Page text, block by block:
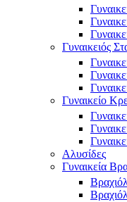
Γυναικειός
Γυναικείο
Αλυσίδες
Γυναικεία